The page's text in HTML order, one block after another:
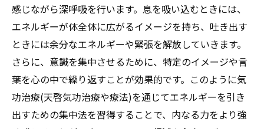
感じながら深呼吸を行います。息を吸い込むときには、
エネルギーが体全体に広がるイメージを持ち、吐き出す
ときには余分なエネルギーや緊張を解放していきます。
さらに、意識を集中させるために、特定のイメージや言
葉を心の中で繰り返すことが効果的です。このように気
功治療(天啓気功治療や療法)を通じてエネルギーを引き
出すための集中法を習得することで、内なる力をより強